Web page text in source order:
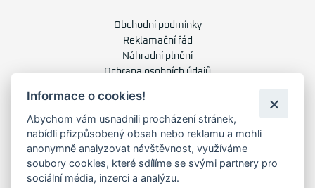
Obchodní podmínky
Reklamační řád
Náhradní plnění
Ochrana osobních údajů
O NÁS
O společnosti
Kariéra
Informace o cookies!
Abychom vám usnadnili procházení stránek,
nabídli přizpůsobený obsah nebo reklamu a mohli
anonymně analyzovat návštěvnost, využíváme
soubory cookies, které sdílíme se svými partnery pro
sociální média, inzerci a analýzu.